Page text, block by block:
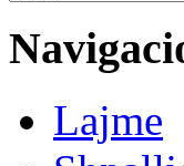
Lajme